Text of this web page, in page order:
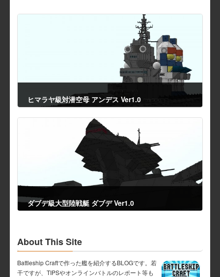
ヒマラヤ級対潜空母 アンデス Ver1.0
2014年6月2日
ダブデ級大型陸戦艇 ダブデ Ver1.0
About This Site
Battleship Craftで作った艦を紹介するBLOGです。若
干ですが、TIPSやオンラインバトルのレポート等も